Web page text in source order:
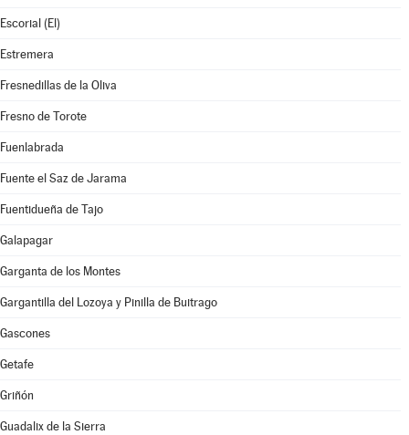
Escorial (El)
Estremera
Fresnedillas de la Oliva
Fresno de Torote
Fuenlabrada
Fuente el Saz de Jarama
Fuentidueña de Tajo
Galapagar
Garganta de los Montes
Gargantilla del Lozoya y Pinilla de Buitrago
Gascones
Getafe
Griñón
Guadalix de la Sierra